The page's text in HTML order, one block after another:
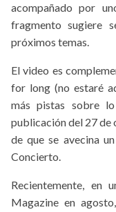
acompañado por
fragmento sugiere
próximos temas.
El video es
for long (no estaré
más pistas sobre
publicación del 27 de
de que se avecina
Concierto.
Recientemente, en
Magazine en